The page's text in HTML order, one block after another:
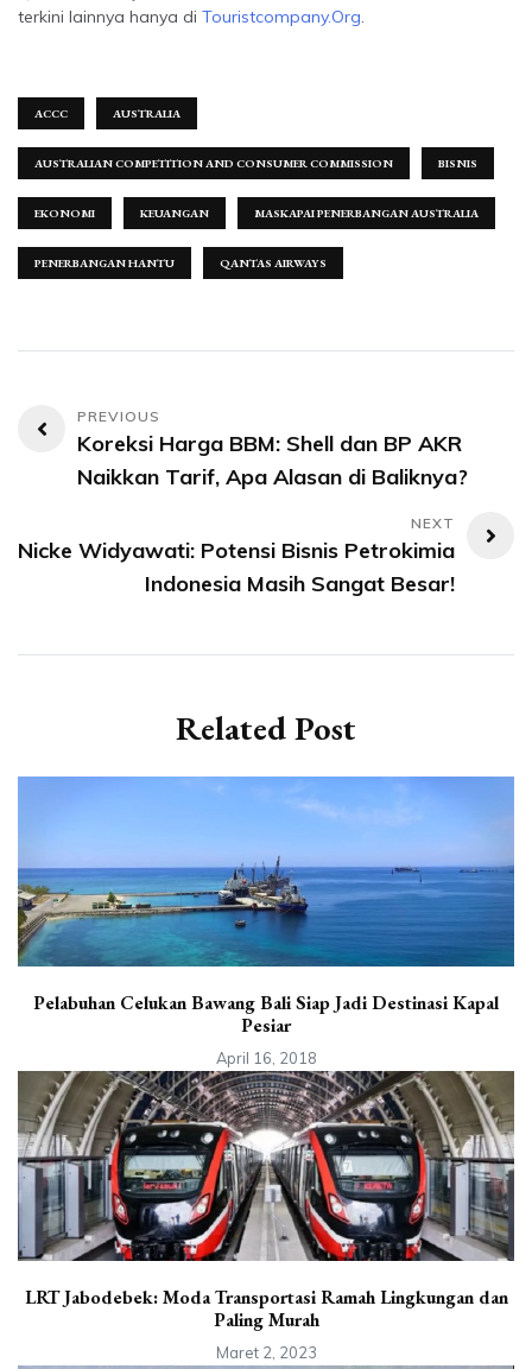
terkini lainnya hanya di Touristcompany.Org.
ACCC AUSTRALIA
AUSTRALIAN COMPETITION AND CONSUMER COMMISSION BISNIS
EKONOMI KEUANGAN MASKAPAI PENERBANGAN AUSTRALIA
PENERBANGAN HANTU QANTAS AIRWAYS
Navigasi
Koreksi Harga BBM: Shell dan BP AKR
Naikkan Tarif, Apa Alasan di Baliknya?
Nicke Widyawati: Potensi Bisnis Petrokimia
Indonesia Masih Sangat Besar!
Related Post
Pelabuhan Celukan Bawang Bali Siap Jadi Destinasi Kapal
Pesiar
April 16, 2018
LRT Jabodebek: Moda Transportasi Ramah Lingkungan dan
Paling Murah
Maret 2, 2023